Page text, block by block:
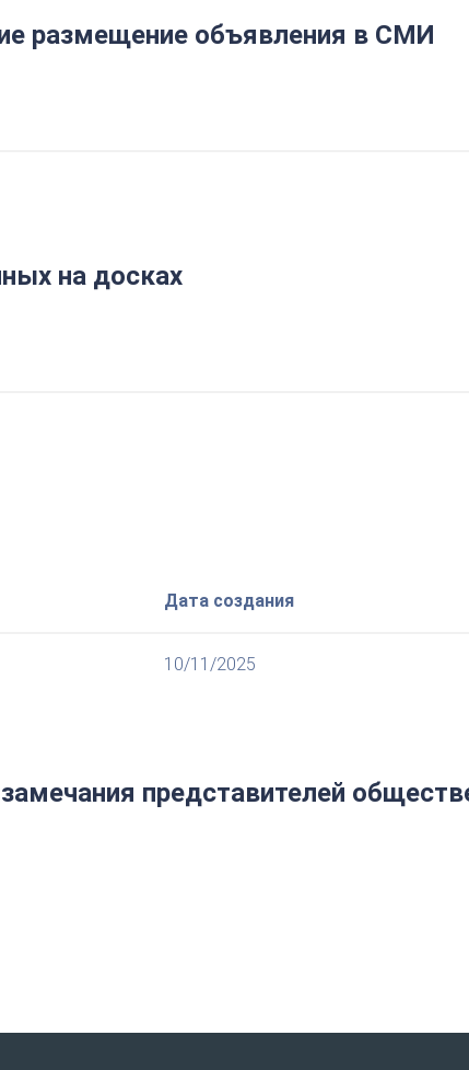
размещение объявления в СМИ
на досках
Дата создания
10/11/2025
представителей